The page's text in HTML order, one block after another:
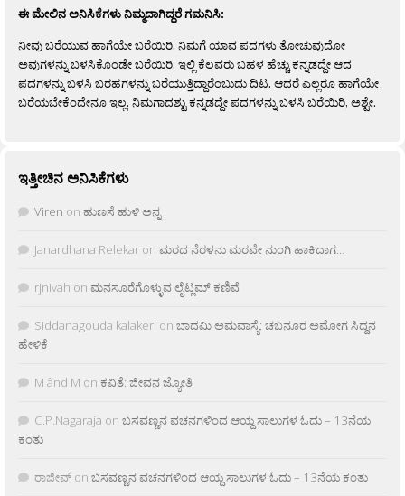
ಈ ಮೇಲಿನ ಅನಿಸಿಕೆಗಳು ನಿಮ್ಮದಾಗಿದ್ದರೆ ಗಮನಿಸಿ:
ನೀವು ಬರೆಯುವ ಹಾಗೆಯೇ ಬರೆಯಿರಿ. ನಿಮಗೆ ಯಾವ ಪದಗಳು ತೋಚುವುದೋ
ಅವುಗಳನ್ನು ಬಳಸಿಕೊಂಡೇ ಬರೆಯಿರಿ. ಇಲ್ಲಿ ಕೆಲವರು ಬಹಳ ಹೆಚ್ಚು ಕನ್ನಡದ್ದೇ ಆದ
ಪದಗಳನ್ನು ಬಳಸಿ ಬರಹಗಳನ್ನು ಬರೆಯುತ್ತಿದ್ದಾರೆಂಬುದು ದಿಟ. ಆದರೆ ಎಲ್ಲರೂ ಹಾಗೆಯೇ
ಬರೆಯಬೇಕೆಂದೇನೂ ಇಲ್ಲ. ನಿಮಗಾದಶ್ಟು ಕನ್ನಡದ್ದೇ ಪದಗಳನ್ನು ಬಳಸಿ ಬರೆಯಿರಿ, ಅಶ್ಟೇ.
ಇತ್ತೀಚಿನ ಅನಿಸಿಕೆಗಳು
Viren on ಹುಣಸೆ ಹುಳಿ ಅನ್ನ
Janardhana Relekar on ಮರದ ನೆರಳನು ಮರವೇ ನುಂಗಿ ಹಾಕಿದಾಗ…
rjnivah on ಮನಸೂರೆಗೊಳ್ಳುವ ಲೈಟ್ಲಮ್ ಕಣಿವೆ
Siddanagouda kalakeri on ಬಾದಮಿ ಅಮವಾಸ್ಯೆ: ಚಬನೂರ ಅಮೋಗ ಸಿದ್ದನ
ಹೇಳಿಕೆ
M âñd M on ಕವಿತೆ: ಜೀವನ ಜ್ಯೋತಿ
C.P.Nagaraja on ಬಸವಣ್ಣನ ವಚನಗಳಿಂದ ಆಯ್ದ ಸಾಲುಗಳ ಓದು – 13ನೆಯ
ಕಂತು
ರಾಜೀವ್ on ಬಸವಣ್ಣನ ವಚನಗಳಿಂದ ಆಯ್ದ ಸಾಲುಗಳ ಓದು – 13ನೆಯ ಕಂತು